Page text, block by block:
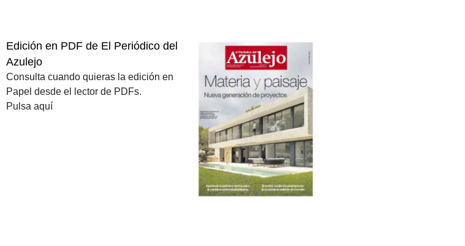
Edición en PDF de El Periódico del
Azulejo
Consulta cuando quieras la edición en
Papel desde el lector de PDFs.
Pulsa aquí